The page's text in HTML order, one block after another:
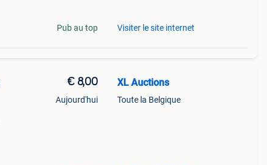
Pub au top Visiter le site internet
€ 8,00
Aujourd'hui
XL Auctions
Toute la Belgique